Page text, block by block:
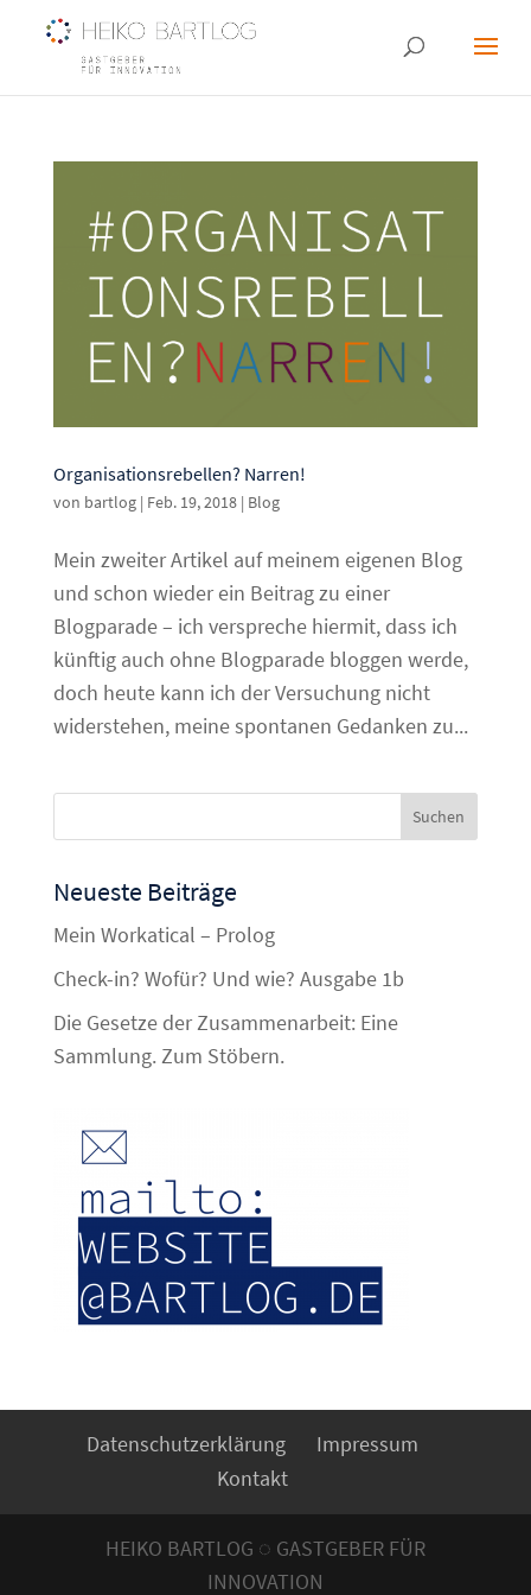
Organisationsrebellen? Narren!
von bartlog| Feb. 19, 2018| Blog
Mein zweiter Artikel auf meinem eigenen Blog
und schon wieder ein Beitrag zu einer
Blogparade – ich verspreche hiermit, dass ich
künftig auch ohne Blogparade bloggen werde,
doch heute kann ich der Versuchung nicht
widerstehen, meine spontanen Gedanken zu...
Neueste Beiträge
Mein Workatical – Prolog
Check-in? Wofür? Und wie? Ausgabe 1b
Die Gesetze der Zusammenarbeit: Eine
Sammlung. Zum Stöbern.
Datenschutzerklärung
Impressum
Kontakt
HEIKO BARTLOG ◌ GASTGEBER FÜR
INNOVATION